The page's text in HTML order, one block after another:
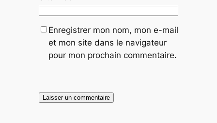
Enregistrer mon nom, mon e-mail
et mon site dans le navigateur
pour mon prochain commentaire.